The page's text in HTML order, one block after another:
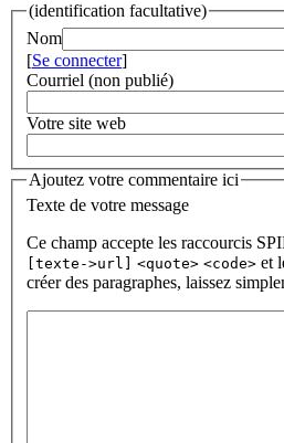
(identification facultative)
Nom
[Se connecter]
Courriel (non publié)
Votre site web
Ajoutez votre commentaire ici
Texte de votre message
Ce champ accepte les raccourcis
[texte->url]
<quote> <code> et
créer des paragraphes, laissez